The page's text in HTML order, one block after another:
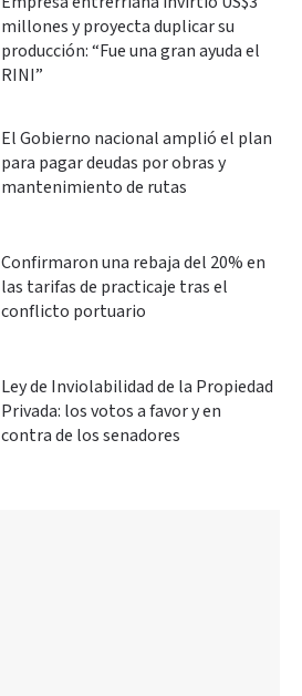
millones y proyecta duplicar su
producción: “Fue una gran ayuda el
RINI”
El Gobierno nacional amplió el plan
para pagar deudas por obras y
mantenimiento de rutas
Confirmaron una rebaja del 20% en
las tarifas de practicaje tras el
conflicto portuario
Ley de Inviolabilidad de la Propiedad
Privada: los votos a favor y en
contra de los senadores